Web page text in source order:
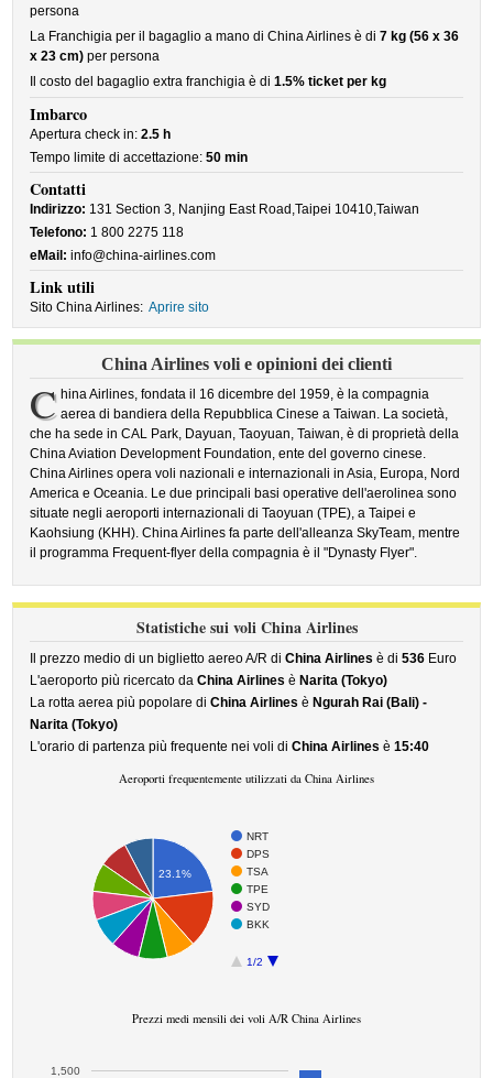
persona
La Franchigia per il bagaglio a mano di China Airlines è di7 kg (56 x 36
x 23 cm) per persona
Il costo del bagaglio extra franchigia è di1.5% ticket per kg
Imbarco
Apertura check in:2.5 h
Tempo limite di accettazione:50 min
Contatti
Indirizzo: 131 Section 3, Nanjing East Road,Taipei 10410,Taiwan
Telefono: 1 800 2275 118
eMail: info@china-airlines.com
Link utili
Sito China Airlines: Aprire sito
China Airlines voli e opinioni dei clienti
C hina Airlines, fondata il 16 dicembre del 1959, è la compagnia
aerea di bandiera della Repubblica Cinese a Taiwan. La società,
che ha sede in CAL Park, Dayuan, Taoyuan, Taiwan, è di proprietà della
China Aviation Development Foundation, ente del governo cinese.
China Airlines opera voli nazionali e internazionali in Asia, Europa, Nord
America e Oceania. Le due principali basi operative dell'aerolinea sono
situate negli aeroporti internazionali di Taoyuan (TPE), a Taipei e
Kaohsiung (KHH). China Airlines fa parte dell'alleanza SkyTeam, mentre
il programma Frequent-flyer della compagnia è il "Dynasty Flyer".
Statistiche sui voli China Airlines
Il prezzo medio di un biglietto aereo A/R diChina Airlines è di536 Euro
L'aeroporto più ricercato daChina Airlines è Narita (Tokyo)
La rotta aerea più popolare diChina Airlines è Ngurah Rai (Bali) -
Narita (Tokyo)
L'orario di partenza più frequente nei voli diChina Airlines è15:40
Aeroporti frequentemente utilizzati da China Airlines
NRT
DPS
TSA
TPE
SYD
BKK
1/2
23.1%
Prezzi medi mensili dei voli A/R China Airlines
1,500